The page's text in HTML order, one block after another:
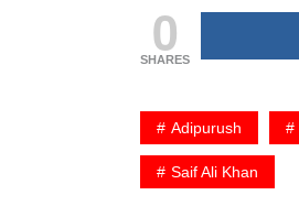
0
SHARES
Adipurush
Saif Ali Khan